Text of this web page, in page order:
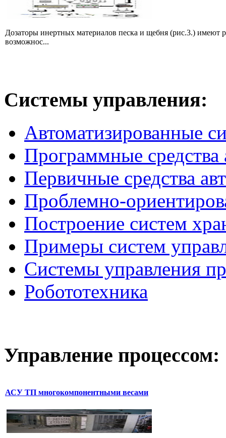
Дозаторы инертных материалов песка и щебня (рис.3.) имеют
возможнос...
Системы управления:
Автоматизированные
Программные средства
Первичные средства
Проблемно-
Построение систем
Примеры систем
Системы управления
Робототехника
Управление процессом:
АСУ ТП многокомпонентными весами